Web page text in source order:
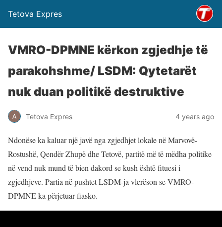
Tetova Expres
VMRO-DPMNE kërkon zgjedhje të
parakohshme/ LSDM: Qytetarët
nuk duan politikë destruktive
Tetova Expres 4 years ago
Ndonëse ka kaluar një javë nga zgjedhjet lokale në Marvovë-
Rostushë, Qendër Zhupë dhe Tetovë, partitë më të mëdha politike
në vend nuk mund të bien dakord se kush është fituesi i
zgjedhjeve. Partia në pushtet LSDM-ja vlerëson se VMRO-
DPMNE ka përjetuar fiasko.